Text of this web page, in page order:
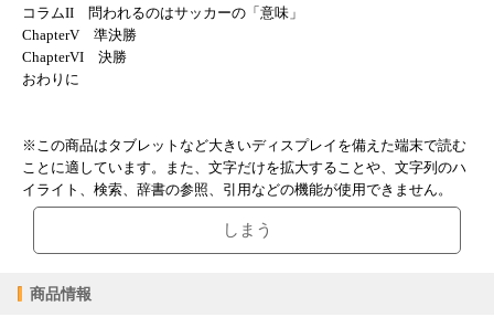
コラムII 問われるのはサッカーの「意味」
ChapterV 準決勝
ChapterVI 決勝
おわりに
※この商品はタブレットなど大きいディスプレイを備えた端末で読む
ことに適しています。また、文字だけを拡大することや、文字列のハ
イライト、検索、辞書の参照、引用などの機能が使用できません。
しまう
商品情報